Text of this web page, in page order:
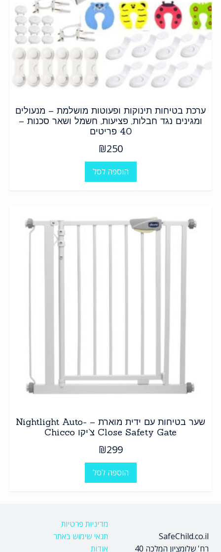
ערכת בטיחות תינוקות ופעוטות מושלמת – מנעולים
ומגינים נגד חבלות, פציעות, חשמל ושאר סכנות –
40 פריטים
₪250
הוספה לסל
שער בטיחות עם ידית מוארת – Nightlight Auto-
Close Safety Gate צ’יקו Chicco
₪299
הוספה לסל
SafeChild.co.il
רח' שלומציון המלכה 40
מדיניות פרטיות
תנאי שימוש באתר
אודות